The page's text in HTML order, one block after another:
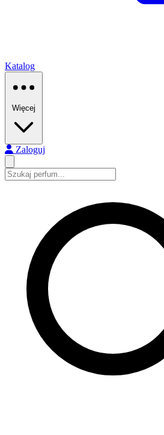
Katalog
Więcej
Zaloguj